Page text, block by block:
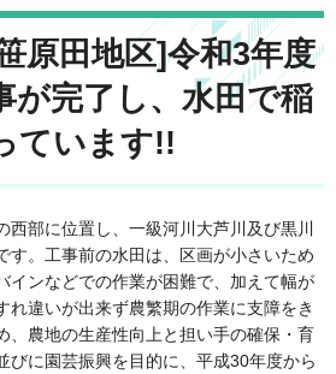
原田地区]令和3年度
が完了し、水田で稲
ています!!
西部に位置し、一級河川大芦川及び黒川
す。工事前の水田は、区画が小さいため
インなどでの作業が困難で、加えて幅が
れ違いが出来ず農繁期の作業に支障をき
、農地の生産性向上と担い手の確保・育
びに園芸振興を目的に、平成30年度から